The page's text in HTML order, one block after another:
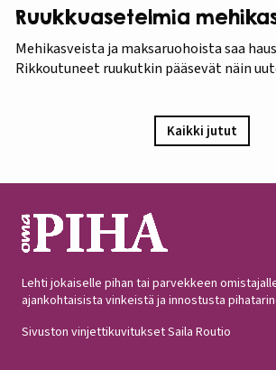
Ruukkuasetelmia
Mehikasveista ja maksaruohoista saa
Rikkoutuneet ruukutkin pääsevät näin
Kaikki jutut
Lehti jokaiselle pihan tai parvekkeen
ajankohtaisista vinkeistä ja innostusta
Sivuston vinjettikuvitukset Saila Routio